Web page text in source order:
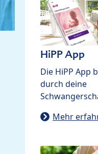
HiPP App
Die HiPP App
durch deine
Mehr